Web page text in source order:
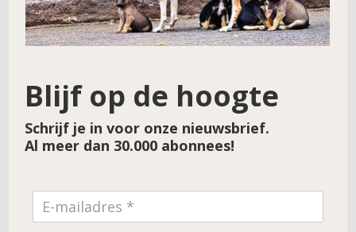
Naam*
Site
Blijf op de hoogte
Schrijf je in voor onze nieuwsbrief.
Al meer dan 30.000 abonnees!